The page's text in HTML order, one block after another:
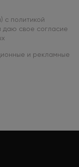
с политикой
даю свое согласие
и рекламные